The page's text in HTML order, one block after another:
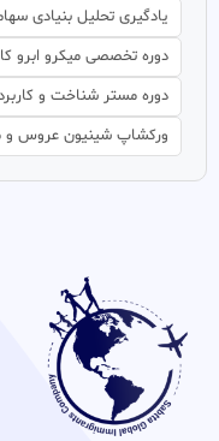
یادگیری تحلیل بنیادی
دوره تخصصی میکرو ابرو
دوره مستر شناخت و
ورکشاپ شینیون عروس